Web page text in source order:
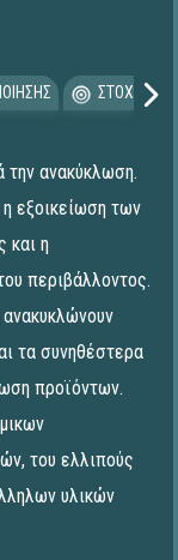
την ανακύκλωση.
η εξοικείωση των
και η
περιβάλλοντος.
τα συνηθέστερα
προϊόντων.
του ελλιπούς
υλικών